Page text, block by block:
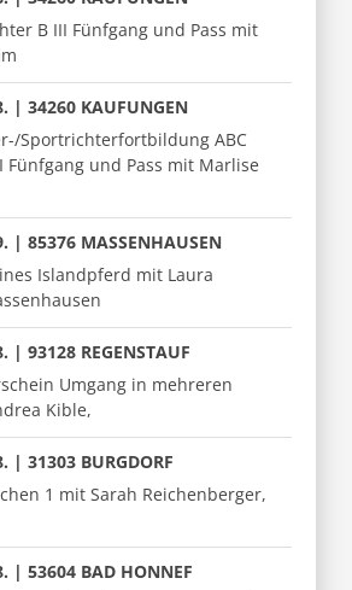
B III Fünfgang und Pass mit
| 34260 KAUFUNGEN
Sportrichterfortbildung ABC
Fünfgang und Pass mit Marlise
| 85376 MASSENHAUSEN
Islandpferd mit Laura
| 93128 REGENSTAUF
Umgang in mehreren
Kible,
| 31303 BURGDORF
1 mit Sarah Reichenberger,
| 53604 BAD HONNEF